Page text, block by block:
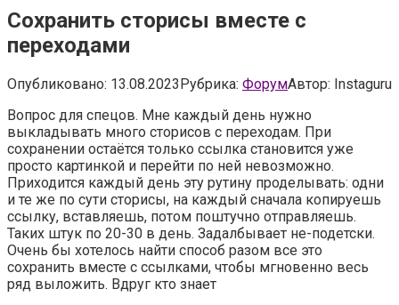
Сохранить сторисы вместе с
переходами
Опубликовано: 13.08.2023Рубрика: ФорумАвтор: Instaguru
Вопрос для спецов. Мне каждый день нужно
выкладывать много сторисов с переходам. При
сохранении остаётся только ссылка становится уже
просто картинкой и перейти по ней невозможно.
Приходится каждый день эту рутину проделывать: одни
и те же по сути сторисы, на каждый сначала копируешь
ссылку, вставляешь, потом поштучно отправляешь.
Таких штук по 20-30 в день. Задалбывает не-подетски.
Очень бы хотелось найти способ разом все это
сохранить вместе с ссылками, чтобы мгновенно весь
ряд выложить. Вдруг кто знает